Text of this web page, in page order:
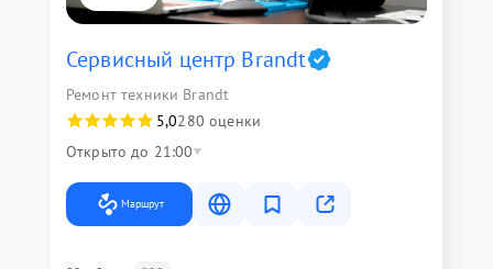
Сервисный центр Brandt
Ремонт техники Brandt
5,0280 оценки
Открыто до 21:00
Маршрут